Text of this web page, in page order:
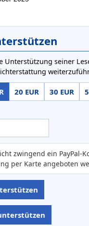
Unterstützung seiner
20 EUR 30 EUR
zwingend ein PayPal-
per Karte angeboten